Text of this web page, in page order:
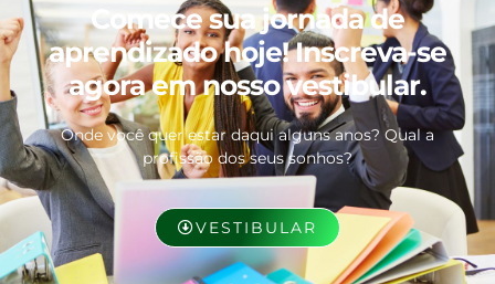
Comece sua jornada de
aprendizado hoje! Inscreva-se
agora em nosso vestibular.
Onde você quer estar daqui alguns anos? Qual a
profissão dos seus sonhos?
VESTIBULAR